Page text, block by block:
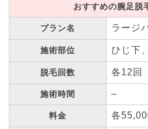
おすすめの腕足脱
プラン名 ラージ
施術部位 ひじ下
脱毛回数 各12回
施術時間 –
料金 各